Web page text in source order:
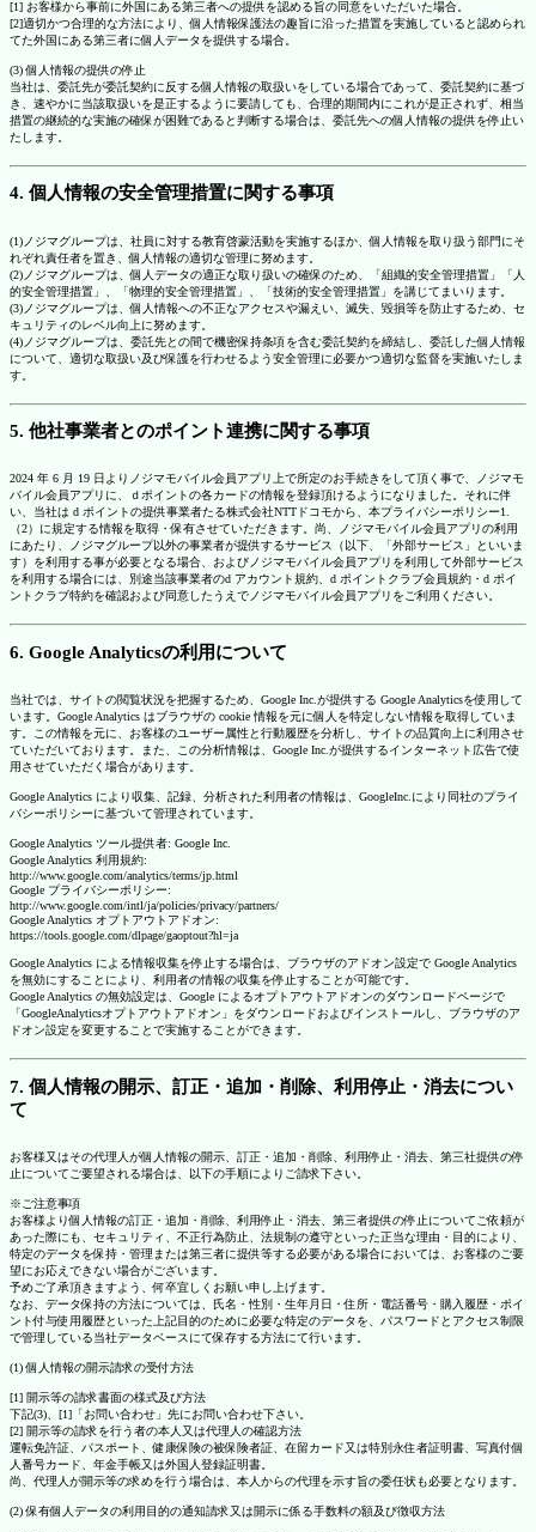
[1] お客様から事前に外国にある第三者への提供を認める旨の同意をいただいた場合。
[2]適切かつ合理的な方法により、個人情報保護法の趣旨に沿った措置を実施していると認められ
てた外国にある第三者に個人データを提供する場合。
(3) 個人情報の提供の停止
当社は、委託先が委託契約に反する個人情報の取扱いをしている場合であって、委託契約に基づ
き、速やかに当該取扱いを是正するように要請しても、合理的期間内にこれが是正されず、相当
措置の継続的な実施の確保が困難であると判断する場合は、委託先への個人情報の提供を停止い
たします。
4. 個人情報の安全管理措置に関する事項
(1)ノジマグループは、社員に対する教育啓蒙活動を実施するほか、個人情報を取り扱う部門にそ
れぞれ責任者を置き、個人情報の適切な管理に努めます。
(2)ノジマグループは、個人データの適正な取り扱いの確保のため、「組織的安全管理措置」「人
的安全管理措置」、「物理的安全管理措置」、「技術的安全管理措置」を講じてまいります。
(3)ノジマグループは、個人情報への不正なアクセスや漏えい、滅失、毀損等を防止するため、セ
キュリティのレベル向上に努めます。
(4)ノジマグループは、委託先との間で機密保持条項を含む委託契約を締結し、委託した個人情報
について、適切な取扱い及び保護を行わせるよう安全管理に必要かつ適切な監督を実施いたしま
す。
5. 他社事業者とのポイント連携に関する事項
2024 年 6 月 19 日よりノジマモバイル会員アプリ上で所定のお手続きをして頂く事で、ノジマモ
バイル会員アプリに、ｄポイントの各カードの情報を登録頂けるようになりました。それに伴
い、当社は d ポイントの提供事業者たる株式会社NTTドコモから、本プライバシーポリシー1.
（2）に規定する情報を取得・保有させていただきます。尚、ノジマモバイル会員アプリの利用
にあたり、ノジマグループ以外の事業者が提供するサービス（以下、「外部サービス」といいま
す）を利用する事が必要となる場合、およびノジマモバイル会員アプリを利用して外部サービス
を利用する場合には、別途当該事業者のd アカウント規約、d ポイントクラブ会員規約・d ポイ
ントクラブ特約を確認および同意したうえでノジマモバイル会員アプリをご利用ください。
6. Google Analyticsの利用について
当社では、サイトの閲覧状況を把握するため、Google Inc.が提供する Google Analyticsを使用して
います。Google Analytics はブラウザの cookie 情報を元に個人を特定しない情報を取得していま
す。この情報を元に、お客様のユーザー属性と行動履歴を分析し、サイトの品質向上に利用させ
ていただいております。また、この分析情報は、Google Inc.が提供するインターネット広告で使
用させていただく場合があります。
Google Analytics により収集、記録、分析された利用者の情報は、GoogleInc.により同社のプライ
バシーポリシーに基づいて管理されています。
Google Analytics ツール提供者: Google Inc.
Google Analytics 利用規約:
http://www.google.com/analytics/terms/jp.html
Google プライバシーポリシー:
http://www.google.com/intl/ja/policies/privacy/partners/
Google Analytics オプトアウトアドオン:
https://tools.google.com/dlpage/gaoptout?hl=ja
Google Analytics による情報収集を停止する場合は、ブラウザのアドオン設定で Google Analytics
を無効にすることにより、利用者の情報の収集を停止することが可能です。
Google Analytics の無効設定は、Google によるオプトアウトアドオンのダウンロードページで
「GoogleAnalyticsオプトアウトアドオン」をダウンロードおよびインストールし、ブラウザのア
ドオン設定を変更することで実施することができます。
7. 個人情報の開示、訂正・追加・削除、利用停止・消去につい
て
お客様又はその代理人が個人情報の開示、訂正・追加・削除、利用停止・消去、第三社提供の停
止についてご要望される場合は、以下の手順によりご請求下さい。
※ご注意事項
お客様より個人情報の訂正・追加・削除、利用停止・消去、第三者提供の停止についてご依頼が
あった際にも、セキュリティ、不正行為防止、法規制の遵守といった正当な理由・目的により、
特定のデータを保持・管理または第三者に提供等する必要がある場合においては、お客様のご要
望にお応えできない場合がございます。
予めご了承頂きますよう、何卒宜しくお願い申し上げます。
なお、データ保持の方法については、氏名・性別・生年月日・住所・電話番号・購入履歴・ポイ
ント付与使用履歴といった上記目的のために必要な特定のデータを、パスワードとアクセス制限
で管理している当社データベースにて保存する方法にて行います。
(1) 個人情報の開示請求の受付方法
[1] 開示等の請求書面の様式及び方法
下記(3)、[1]「お問い合わせ」先にお問い合わせ下さい。
[2] 開示等の請求を行う者の本人又は代理人の確認方法
運転免許証、パスポート、健康保険の被保険者証、在留カード又は特別永住者証明書、写真付個
人番号カード、年金手帳又は外国人登録証明書。
尚、代理人が開示等の求めを行う場合は、本人からの代理を示す旨の委任状も必要となります。
(2) 保有個人データの利用目的の通知請求又は開示に係る手数料の額及び徴収方法